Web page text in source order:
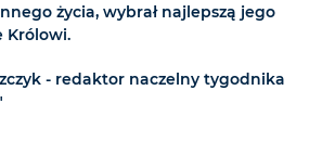
życia, wybrał najlepszą jego
Królowi.
- redaktor naczelny tygodnika